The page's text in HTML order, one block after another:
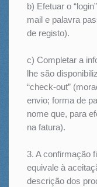
b) Efetuar o
mail e palavra
de registo).
c) Completar a
lhe são
“check-out”
envio; forma de
nome que, para
na fatura).
3. A confirmação
equivale à
descrição dos